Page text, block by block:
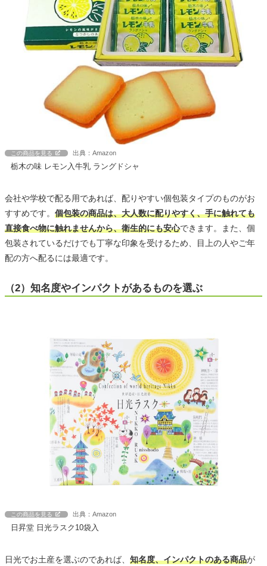
この商品を見る 出典：Amazon
栃木の味 レモン入牛乳 ラングドシャ
会社や学校で配る用であれば、配りやすい個包装タイプのものがお
すすめです。 個包装の商品は、大人数に配りやすく、手に触れても
直接食べ物に触れませんから、衛生的にも安心できます。また、個
包装されているだけでも丁寧な印象を受けるため、目上の人やご年
配の方へ配るには最適です。
（2）知名度やインパクトがあるものを選ぶ
この商品を見る 出典：Amazon
日昇堂 日光ラスク10袋入
日光でお土産を選ぶのであれば、 知名度、インパクトのある商品が